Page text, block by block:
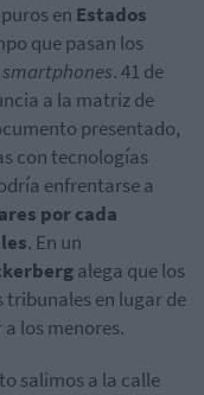
en Estados
que pasan los
smartphones. 41 de
a la matriz de
presentado,
con tecnologías
enfrentarse a
por cada
. En un
alega que los
tribunales en lugar de
los menores.
salimos a la calle